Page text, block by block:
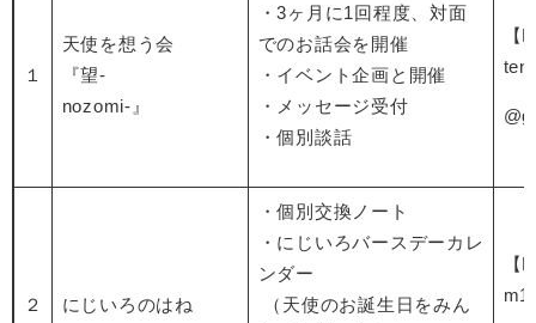
１
天使を想う会
『望-
nozomi-』
・3ヶ月に1回程度、対面
でのお話会を開催
・イベント企画と開催
・メッセージ受付
・個別談話
【
２ にじいろのはね
・個別交換ノート
・にじいろバースデーカレ
ンダー
（天使のお誕生日をみん
【